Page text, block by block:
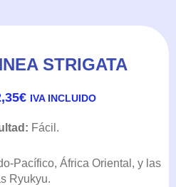
STRIGATA
€DE
PRECIOS:
DESDE
HASTA
42,35€
IVA INCLUIDO
Fácil.
Pacífico, África Oriental, y las
Ryukyu.